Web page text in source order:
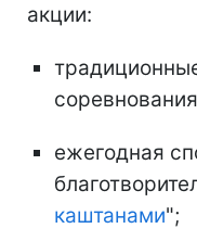
акции:
ежегодная
каштанами";